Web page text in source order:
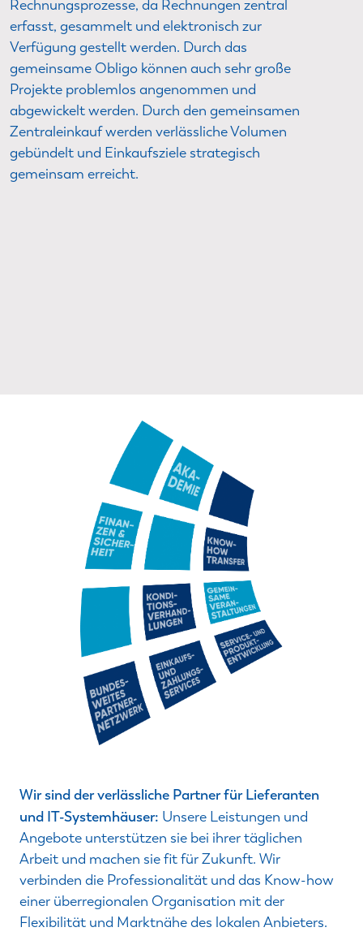
Rechnungsprozesse, da Rechnungen zentral
erfasst, gesammelt und elektronisch zur
Verfügung gestellt werden. Durch das
gemeinsame Obligo können auch sehr große
Projekte problemlos angenommen und
abgewickelt werden. Durch den gemeinsamen
Zentraleinkauf werden verlässliche Volumen
gebündelt und Einkaufsziele strategisch
gemeinsam erreicht.
Wir sind der verlässliche Partner für Lieferanten
und IT-Systemhäuser: Unsere Leistungen und
Angebote unterstützen sie bei ihrer täglichen
Arbeit und machen sie fit für Zukunft. Wir
verbinden die Professionalität und das Know-how
einer überregionalen Organisation mit der
Flexibilität und Marktnähe des lokalen Anbieters.